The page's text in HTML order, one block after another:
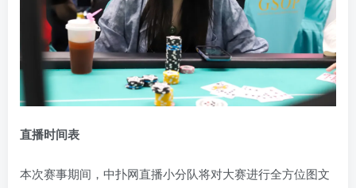
直播时间表
本次赛事期间，中扑网直播小分队将对大赛进行全方位图文